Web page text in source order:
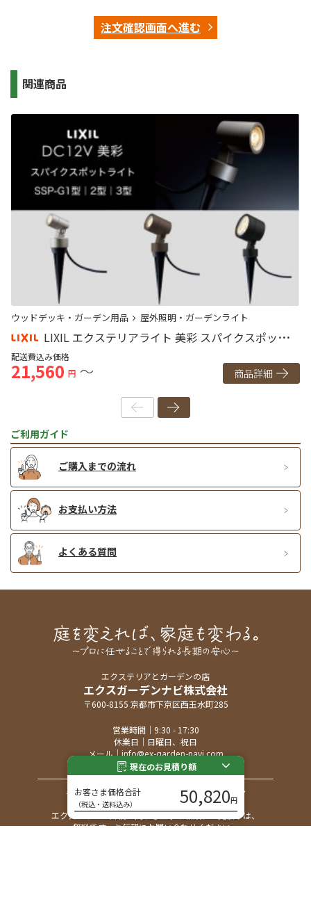
注文確認画面へ進む
現在のお見積り額
お客さま価格合計
（税込・送料込み） 50,820円
関連商品
ウッドデッキ・ガーデン用品 屋外照明・ガーデンライト
LIXIL エクステリアライト 美彩 スパイクスポットラ
イト SSP-G1型 SSP-G2型 SSP-G3型 LED DC12V グッドデ
ザイン賞
配送費込み価格
21,560 円 ～ 商品詳細
ご利用ガイド
ご購入までの流れ
お支払い方法
よくある質問
エクステリアとガーデンの店
エクスガーデンナビ株式会社
〒600-8155 京都市下京区西玉水町285
営業時間｜9:30 - 17:30
休業日｜日曜日、祝日
メール｜info@ex-garden-navi.com
ご相談・お問い合わせ
フリーダイヤル
エクステリア・外構に関する工事や相談、お見積りは、
無料です。お気軽にお問い合わせください。